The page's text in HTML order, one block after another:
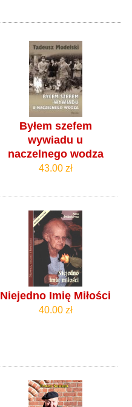
Byłem szefem
wywiadu u
naczelnego wodza
43.00 zł
Niejedno Imię Miłości
40.00 zł